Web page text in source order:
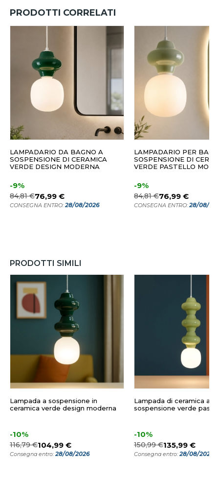
PRODOTTI CORRELATI
LAMPADARIO DA BAGNO A
SOSPENSIONE DI CERAMICA
VERDE DESIGN MODERNA
-9%
84,81 €76,99 €
CONSEGNA ENTRO:28/08/2026
LAMPADARIO PER
SOSPENSIONE DI
VERDE PASTELLO
-9%
84,81 €76,99 €
CONSEGNA ENTRO:28/08/
PRODOTTI SIMILI
Lampada a sospensione in
ceramica verde design moderna
-10%
116,79 €104,99 €
Consegna entro:28/08/2026
Lampada di ceramica a
sospensione verde
-10%
150,99 €135,99 €
Consegna entro:28/08/2026